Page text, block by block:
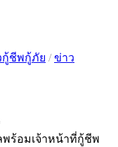
กู้ชีพกู้ภัย / ข่าว
ร้อมเจ้าหน้าที่กู้ชีพ